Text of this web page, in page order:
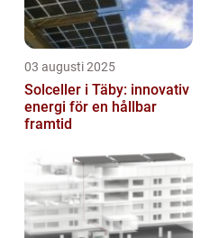
03 augusti 2025
Solceller i Täby: innovativ
energi för en hållbar
framtid